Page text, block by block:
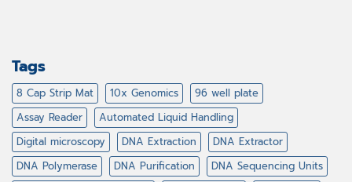
Tags
8 Cap Strip Mat 10x Genomics
96 well plate
Assay Reader
Automated Liquid Handling
Digital microscopy
DNA Extraction
DNA Extractor
DNA Polymerase
DNA Purification
DNA Sequencing Units